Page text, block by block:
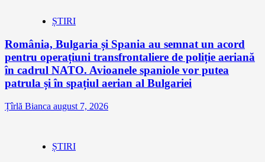
ȘTIRI
România, Bulgaria și Spania au semnat un acord
pentru operațiuni transfrontaliere de poliție aeriană
în cadrul NATO. Avioanele spaniole vor putea
patrula și în spațiul aerian al Bulgariei
Țîrlă Bianca august 7, 2026
ȘTIRI